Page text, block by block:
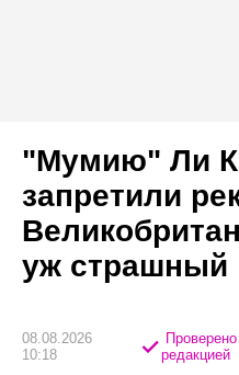
"Мумию" Ли
запретили
уж страшный
08.08.2026
10:18
Проверено
редакцией